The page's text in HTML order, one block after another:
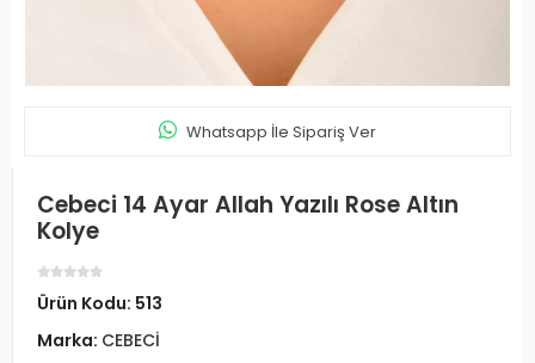
Whatsapp İle Sipariş Ver
Cebeci 14 Ayar Allah Yazılı Rose Altın
Kolye
Ürün Kodu: 513
Marka: CEBECİ